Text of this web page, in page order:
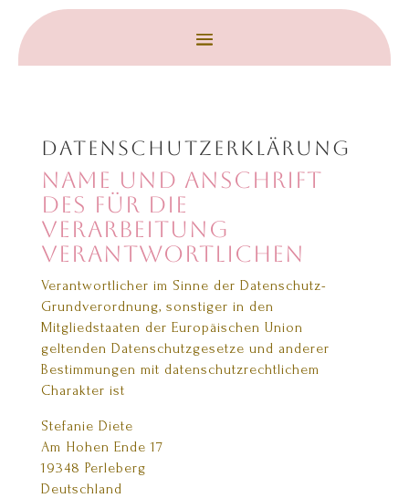
Datenschutzerklärung
Name und Anschrift
des für die
Verarbeitung
Verantwortlichen
Verantwortlicher im Sinne der Datenschutz-
Grundverordnung, sonstiger in den
Mitgliedstaaten der Europäischen Union
geltenden Datenschutzgesetze und anderer
Bestimmungen mit datenschutzrechtlichem
Charakter ist
Stefanie Diete
Am Hohen Ende 17
19348 Perleberg
Deutschland